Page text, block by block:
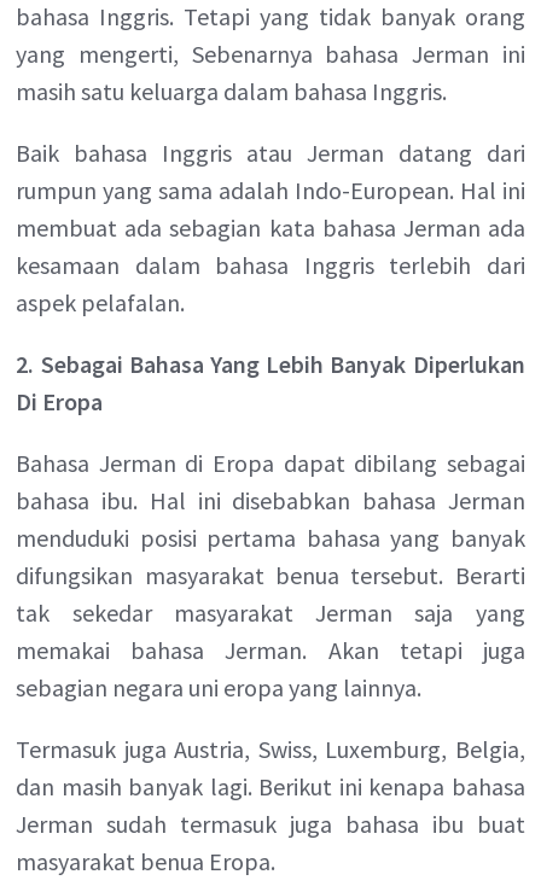
bahasa Inggris. Tetapi yang tidak banyak orang
yang mengerti, Sebenarnya bahasa Jerman ini
masih satu keluarga dalam bahasa Inggris.
Baik bahasa Inggris atau Jerman datang dari
rumpun yang sama adalah Indo-European. Hal ini
membuat ada sebagian kata bahasa Jerman ada
kesamaan dalam bahasa Inggris terlebih dari
aspek pelafalan.
2. Sebagai Bahasa Yang Lebih Banyak Diperlukan
Di Eropa
Bahasa Jerman di Eropa dapat dibilang sebagai
bahasa ibu. Hal ini disebabkan bahasa Jerman
menduduki posisi pertama bahasa yang banyak
difungsikan masyarakat benua tersebut. Berarti
tak sekedar masyarakat Jerman saja yang
memakai bahasa Jerman. Akan tetapi juga
sebagian negara uni eropa yang lainnya.
Termasuk juga Austria, Swiss, Luxemburg, Belgia,
dan masih banyak lagi. Berikut ini kenapa bahasa
Jerman sudah termasuk juga bahasa ibu buat
masyarakat benua Eropa.